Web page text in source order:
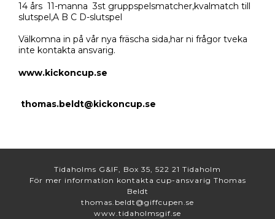
14 års 11-manna 3st gruppspelsmatcher,kvalmatch till
slutspel,A B C D-slutspel
Välkomna in på vår nya fräscha sida,har ni frågor tveka
inte kontakta ansvarig.
www.kickoncup.se
thomas.beldt@kickoncup.se
Tidaholms G&IF, Box 35, 522 21 Tidaholm
För mer information kontakta cup-ansvarig Thomas
Beldt
thomas.beldt@giffcupen.se
www.tidaholmsgif.se